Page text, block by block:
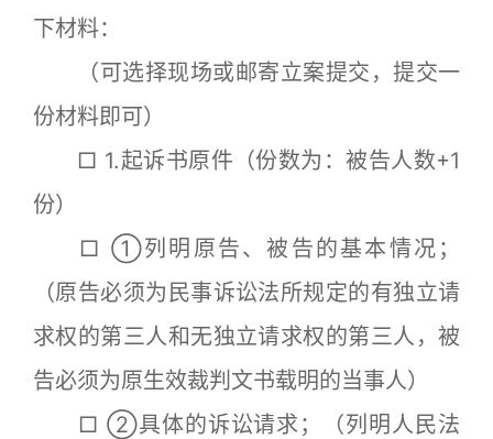
下材料：
（可选择现场或邮寄立案提交，提交一
份材料即可）
□ 1.起诉书原件（份数为：被告人数+1
份）
□ ①列明原告、被告的基本情况；
（原告必须为民事诉讼法所规定的有独立请
求权的第三人和无独立请求权的第三人，被
告必须为原生效裁判文书载明的当事人）
□ ②具体的诉讼请求；（列明人民法